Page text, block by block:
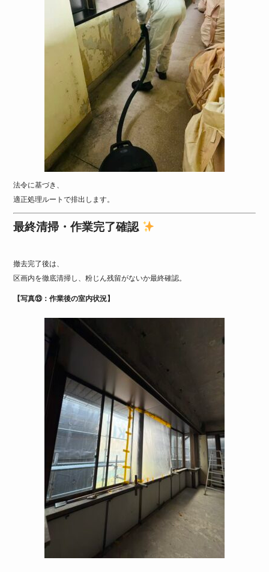
法令に基づき、
適正処理ルートで排出します。
最終清掃・作業完了確認
撤去完了後は、
区画内を徹底清掃し、粉じん残留がないか最終確認。
【写真⑬：作業後の室内状況】